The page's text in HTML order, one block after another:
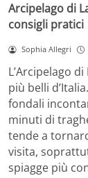
Arcipelago di
consigli pratici
Sophia Allegri
L’Arcipelago
più belli
fondali
minuti di
tende a
visita,
spiagge più